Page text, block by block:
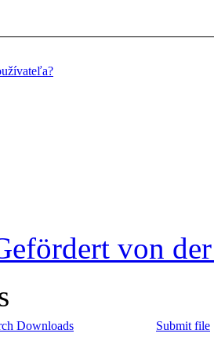
von
Downloads
Submit file